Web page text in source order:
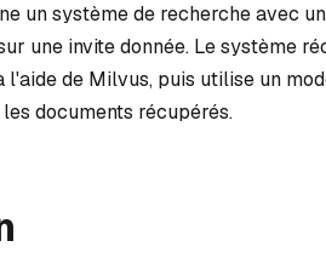
un système de recherche avec
une invite donnée. Le système
l'aide de Milvus, puis utilise un
documents récupérés.